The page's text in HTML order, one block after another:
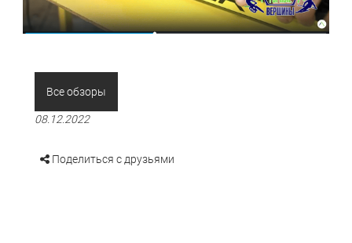
Все обзоры
08.12.2022
Поделиться с друзьями